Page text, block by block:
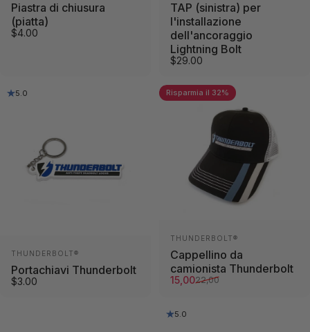
Piastra di chiusura
(piatta)
$4.00
TAP (sinistra) per
l'installazione
dell'ancoraggio
Lightning Bolt
$29.00
5.0
Fornitore:
THUNDERBOLT®
Portachiavi Thunderbolt
$3.00
Risparmia il 32%
Fornitore:
THUNDERBOLT®
Cappellino da
camionista Thunderbolt
Prezzo di vendita
15,00
Prezzo normale
22,00
5.0